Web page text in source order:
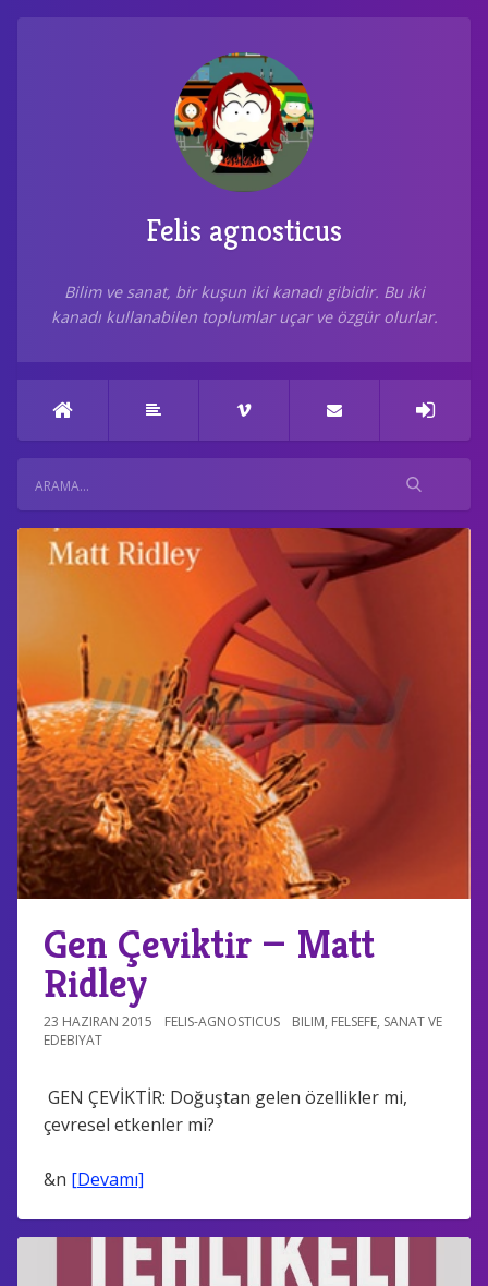
Felis agnosticus
Bilim ve sanat, bir kuşun iki kanadı gibidir. Bu iki
kanadı kullanabilen toplumlar uçar ve özgür olurlar.
Gen Çeviktir — Matt
Ridley
23 HAZIRAN 2015 FELIS-AGNOSTICUS BILIM, FELSEFE, SANAT VE
EDEBIYAT
GEN ÇEVİKTİR: Doğuştan gelen özellikler mi,
çevresel etkenler mi?
&n [Devamı]